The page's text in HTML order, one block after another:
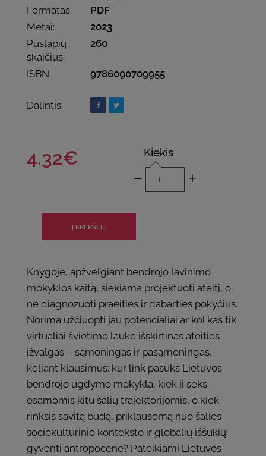
Formatas:
PDF
Metai:
2023
Puslapių
skaičius:
260
ISBN 9786090709955
Dalintis
4.32€ Kiekis
- +
Knygoje, apžvelgiant bendrojo lavinimo
mokyklos kaitą, siekiama projektuoti ateitį, o
ne diagnozuoti praeities ir dabarties pokyčius.
Norima užčiuopti jau potencialiai ar kol kas tik
virtualiai švietimo lauke išskirtinas ateities
įžvalgas – sąmoningas ir pasąmoningas,
keliant klausimus: kur link pasuks Lietuvos
bendrojo ugdymo mokykla, kiek ji seks
esamomis kitų šalių trajektorijomis, o kiek
rinksis savitą būdą, priklausomą nuo šalies
sociokultūrinio konteksto ir globalių iššūkių
gyventi antropocene? Pateikiami Lietuvos